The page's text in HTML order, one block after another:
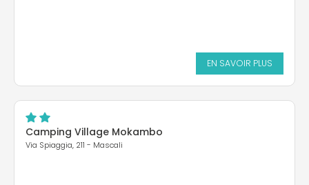
EN SAVOIR PLUS
Camping Village Mokambo
Via Spiaggia, 211 - Mascali